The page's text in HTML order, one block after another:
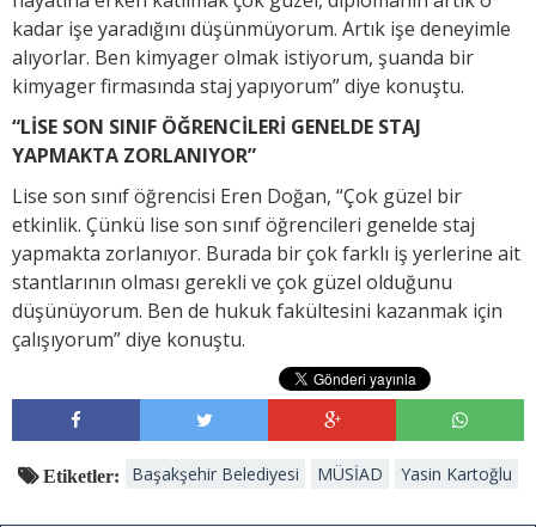
kadar işe yaradığını düşünmüyorum. Artık işe deneyimle
alıyorlar. Ben kimyager olmak istiyorum, şuanda bir
kimyager firmasında staj yapıyorum” diye konuştu.
“LİSE SON SINIF ÖĞRENCİLERİ GENELDE STAJ
YAPMAKTA ZORLANIYOR”
Lise son sınıf öğrencisi Eren Doğan, “Çok güzel bir
etkinlik. Çünkü lise son sınıf öğrencileri genelde staj
yapmakta zorlanıyor. Burada bir çok farklı iş yerlerine ait
stantlarının olması gerekli ve çok güzel olduğunu
düşünüyorum. Ben de hukuk fakültesini kazanmak için
çalışıyorum” diye konuştu.
Etiketler: Başakşehir Belediyesi MÜSİAD Yasin Kartoğlu